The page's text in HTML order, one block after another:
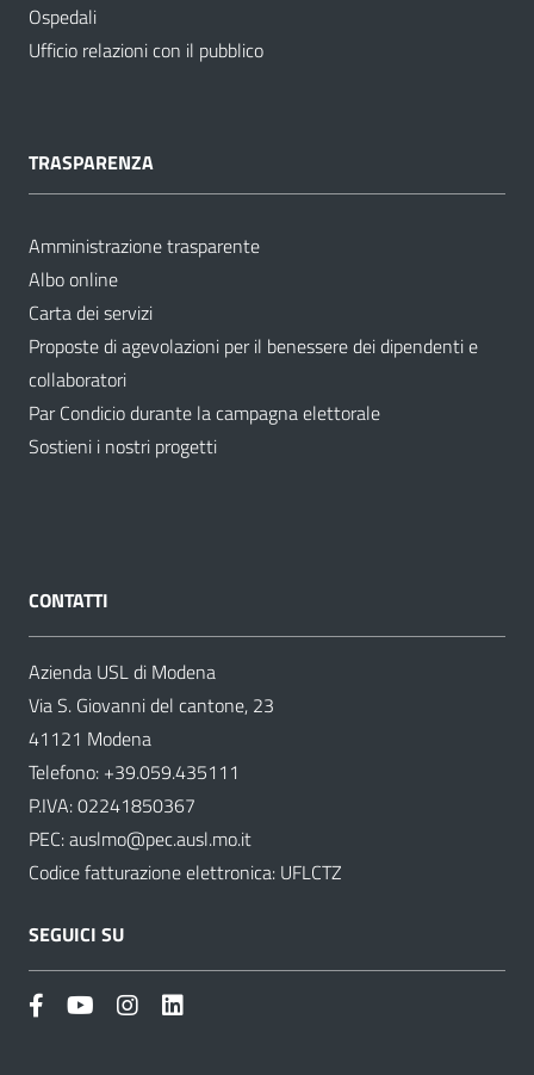
Ospedali
Ufficio relazioni con il pubblico
TRASPARENZA
Amministrazione trasparente
Albo online
Carta dei servizi
Proposte di agevolazioni per il benessere dei dipendenti e
collaboratori
Par Condicio durante la campagna elettorale
Sostieni i nostri progetti
CONTATTI
Azienda USL di Modena
Via S. Giovanni del cantone, 23
41121 Modena
Telefono: +39.059.435111
P.IVA: 02241850367
PEC:auslmo@pec.ausl.mo.it
Codice fatturazione elettronica: UFLCTZ
SEGUICI SU